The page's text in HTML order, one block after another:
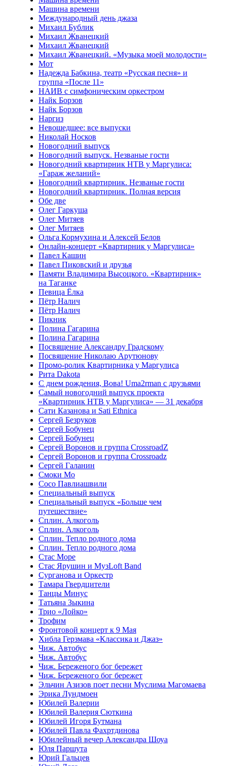
Машина времени
Международный день джаза
Михаил Бублик
Михаил Жванецкий
Михаил Жванецкий
Михаил Жванецкий. «Музыка моей молодости»
Мот
Надежда Бабкина, театр «Русская песня» и
группа «После 11»
НАИВ с симфоническим оркестром
Найк Борзов
Найк Борзов
Наргиз
Невошедшее: все выпуски
Николай Носков
Новогодний выпуск
Новогодний выпуск. Незваные гости
Новогодний квартирник НТВ у Маргулиса:
«Гараж желаний»
Новогодний квартирник. Незваные гости
Новогодний квартирник. Полная версия
Обе две
Олег Гаркуша
Олег Митяев
Олег Митяев
Ольга Кормухина и Алексей Белов
Онлайн-концерт «Квартирник у Маргулиса»
Павел Кашин
Павел Пиковский и друзья
Памяти Владимира Высоцкого. «Квартирник»
на Таганке
Певица Ёлка
Пётр Налич
Пётр Налич
Пикник
Полина Гагарина
Полина Гагарина
Посвящение Александру Градскому
Посвящение Николаю Арутюнову
Промо-ролик Квартирника у Маргулиса
Рита Dakota
С днем рождения, Вова! Uma2rman с друзьями
Самый новогодний выпуск проекта
«Квартирник НТВ у Маргулиса» — 31 декабря
Сати Казанова и Sati Ethnica
Сергей Безруков
Сергей Бобунец
Сергей Бобунец
Сергей Воронов и группа CrossroadZ
Сергей Воронов и группа Crossroadz
Сергей Галанин
Смоки Мо
Сосо Павлиашвили
Специальный выпуск
Специальный выпуск «Больше чем
путешествие»
Сплин. Алкоголь
Сплин. Алкоголь
Сплин. Тепло родного дома
Сплин. Тепло родного дома
Стас Море
Стас Ярушин и МузLoft Band
Сурганова и Оркестр
Тамара Гвердцители
Танцы Минус
Татьяна Зыкина
Трио «Лойко»
Трофим
Фронтовой концерт к 9 Мая
Хибла Герзмава «Классика и Джаз»
Чиж. Автобус
Чиж. Автобус
Чиж. Береженого бог бережет
Чиж. Береженого бог бережет
Эльчин Азизов поет песни Муслима Магомаева
Эрика Лундмоен
Юбилей Валерии
Юбилей Валерия Сюткина
Юбилей Игоря Бутмана
Юбилей Павла Фахртдинова
Юбилейный вечер Александра Шоуа
Юля Паршута
Юрий Гальцев